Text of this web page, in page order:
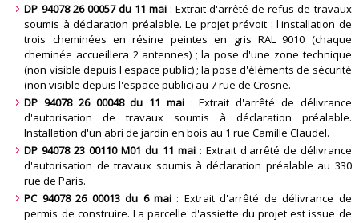
DP 94078 26 00057 du 11 mai : Extrait d'arrêté de refus de travaux
soumis à déclaration préalable. Le projet prévoit : l'installation de
trois cheminées en résine peintes en gris RAL 9010 (chaque
cheminée accueillera 2 antennes) ; la pose d'une zone technique
(non visible depuis l'espace public) ; la pose d'éléments de sécurité
(non visible depuis l'espace public) au 7 rue de Crosne.
DP 94078 26 00048 du 11 mai : Extrait d'arrêté de délivrance
d'autorisation de travaux soumis à déclaration préalable.
Installation d'un abri de jardin en bois au 1 rue Camille Claudel.
DP 94078 23 00110 M01 du 11 mai : Extrait d'arrêté de délivrance
d'autorisation de travaux soumis à déclaration préalable au 330
rue de Paris.
PC 94078 26 00013 du 6 mai : Extrait d'arrêté de délivrance de
permis de construire. La parcelle d'assiette du projet est issue de